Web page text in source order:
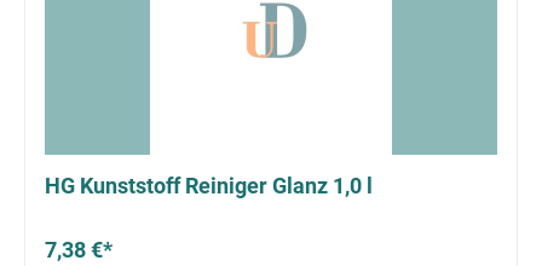
HG Kunststoff Reiniger Glanz 1,0 l
7,38 €*